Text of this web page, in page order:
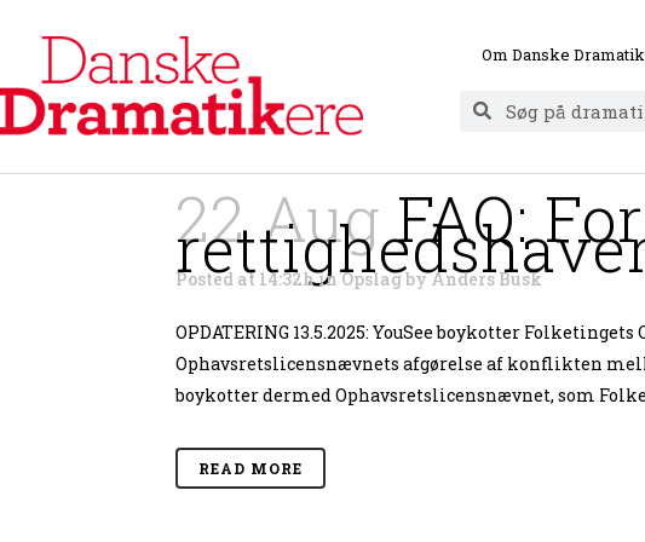
Om Danske
22 Aug FAQ:
Posted at 14:32hinOpslagbyAnders Busk
OPDATERING 13.5.2025: YouSee boykotter
Ophavsretslicensnævnets afgørelse af konflikten
boykotter dermed Ophavsretslicensnævnet, som
READ MORE